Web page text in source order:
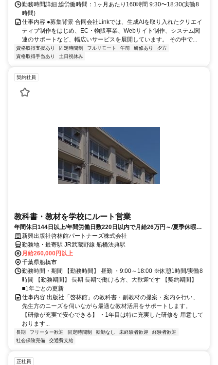
勤務時間詳細 総労働時間：1ヶ月あたり160時間 9:30〜18:30(実働8
時間)
仕事内容 ●募集背景 合同会社Linkでは、生成AIを取り入れたクリエイ
ティブ制作をはじめ、EC・物販事業、Webサイト制作、システム関
連のサポートなど、幅広いサービスを展開しています。 その中で...
資格取得支援あり 固定時間制 フルリモート 午前 研修あり
夕方
資格取得手当あり
土日祝休み
契約社員
教科書・教材を学校にルート営業
年間休日144日以上/年間労働日数220日以内で月給26万円～/夏季休暇9
日・年末年始休暇も8日あり/未経験OK
新興出版社啓林館パートナーズ株式会社
勤務地・最寄駅 JR武蔵野線 船橋法典駅
月給260,000円以上
千葉県船橋市
勤務時間・期間 【勤務時間】 昼勤 ・9:00～18:00 ※休憩1時間/実働8
時間 【勤務期間】 長期 長期で働ける方、大歓迎です 【契約期間】
■1年ごとの更新
仕事内容 出版社「啓林館」の教科書・副教材の提案・案内を行い、
先生方のニーズを伺いながら最適な教材活用をサポートします。
【研修が充実で安心できる】 ・1年目は特に充実した研修を 用意して
おります...
長期 フリーター歓迎 固定時間制 転勤なし 未経験者歓迎
経験者歓迎
社会保険完備
交通費支給
正社員